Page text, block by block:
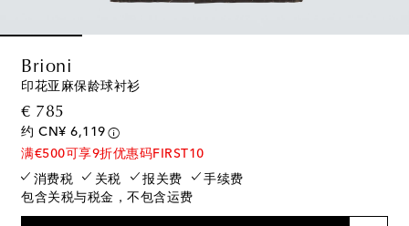
Brioni
印花亚麻保龄球衬衫
€ 785original price
约 CN¥ 6,119
满€500可享9折优惠码FIRST10
消费税
关税 报关费
手续费
包含关税与税金，不包含运费